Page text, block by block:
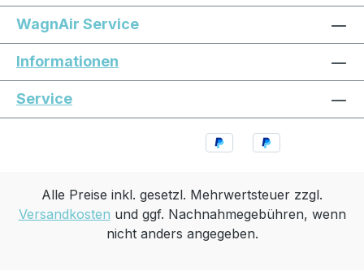
WagnAir Service
Informationen
Service
Alle Preise inkl. gesetzl. Mehrwertsteuer zzgl.
Versandkosten und ggf. Nachnahmegebühren, wenn
nicht anders angegeben.